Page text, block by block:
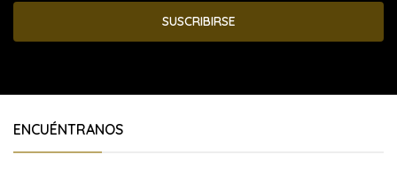
SUSCRIBIRSE
ENCUÉNTRANOS